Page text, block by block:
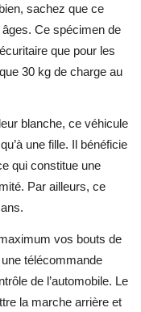
sachez que ce
Ce spécimen de
que pour les
30 kg de charge au
blanche, ce véhicule
une fille. Il bénéficie
qui constitue une
Par ailleurs, ce
vos bouts de
télécommande
de l’automobile. Le
la marche arrière et